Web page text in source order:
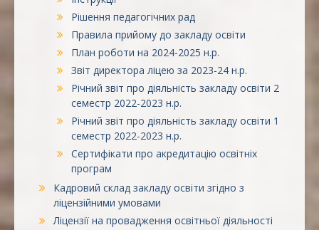
Рішення педагогічних рад
Правила прийому до закладу освіти
План роботи на 2024-2025 н.р.
Звіт директора ліцею за 2023-24 н.р.
Річний звіт про діяльність закладу освіти 2
семестр 2022-2023 н.р.
Річний звіт про діяльність закладу освіти 1
семестр 2022-2023 н.р.
Сертифікати про акредитацію освітніх
програм
Кадровий склад закладу освіти згідно з
ліцензійними умовами
Ліцензії на провадження освітньої діяльності